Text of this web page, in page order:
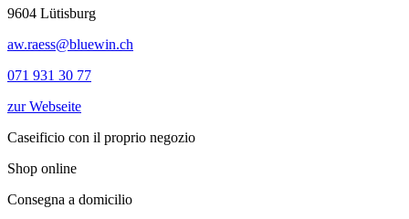
9604 Lütisburg
aw.raess@bluewin.ch
071 931 30 77
zur Webseite
Caseificio con il proprio negozio
Shop online
Consegna a domicilio